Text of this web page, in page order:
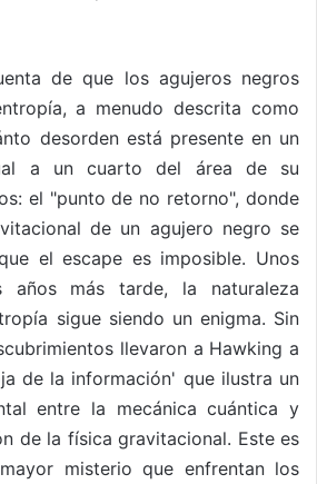
de que los agujeros negros
a menudo descrita como
desorden está presente en un
a un cuarto del área de su
el "punto de no retorno", donde
de un agujero negro se
el escape es imposible. Unos
años más tarde, la naturaleza
sigue siendo un enigma. Sin
llevaron a Hawking a
de la información' que ilustra un
entre la mecánica cuántica y
de la física gravitacional. Este es
misterio que enfrentan los